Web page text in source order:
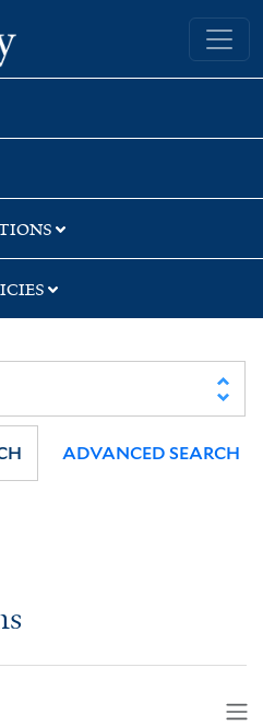
Yale University Library
ADVANCED SEARCH